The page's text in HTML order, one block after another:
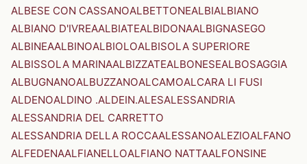
ALBESE CON CASSANOALBETTONEALBIALBIANO
ALBIANO D'IVREAALBIATEALBIDONAALBIGNASEGO
ALBINEAALBINOALBIOLOALBISOLA SUPERIORE
ALBISSOLA MARINAALBIZZATEALBONESEALBOSAGGIA
ALBUGNANOALBUZZANOALCAMOALCARA LI FUSI
ALDENOALDINO .ALDEIN.ALESALESSANDRIA
ALESSANDRIA DEL CARRETTO
ALESSANDRIA DELLA ROCCAALESSANOALEZIOALFANO
ALFEDENAALFIANELLOALFIANO NATTAALFONSINE